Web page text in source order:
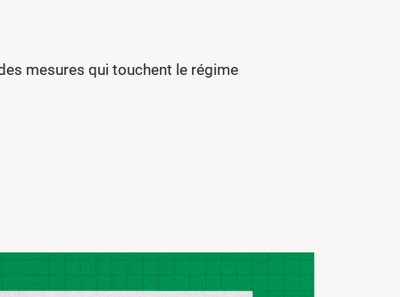
mesures qui touchent le régime